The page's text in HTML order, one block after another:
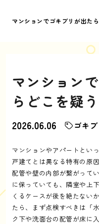
マンションでゴキブリが出た
マンション
らどこを疑
2026.06.06 ゴキブ
マンションやアパートとい
戸建てとは異なる特有の原
配管や壁の内部が繋がって
に保っていても、隣室や上
くるケースが後を絶たない
たら、まず点検すべきは「
ク下や洗面台の配管が床に